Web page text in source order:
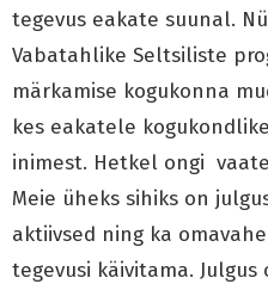
tegevus eakate suunal.
Vabatahlike Seltsiliste
märkamise kogukonna
kes eakatele
inimest. Hetkel ongi
Meie üheks sihiks on
aktiivsed ning ka
tegevusi käivitama.